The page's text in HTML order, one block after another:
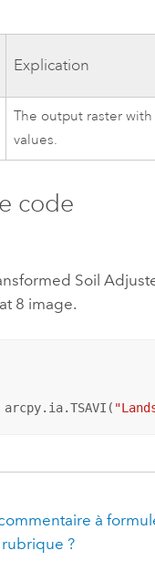
Explication
The output raster with
values.
code
Soil
8 image.
arcpy.ia.TSAVI(
à
?